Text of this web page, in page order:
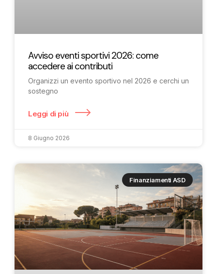
Avviso eventi sportivi 2026: come
accedere ai contributi
Organizzi un evento sportivo nel 2026 e cerchi un
sostegno
Leggi di più
8 Giugno 2026
Finanziamenti ASD